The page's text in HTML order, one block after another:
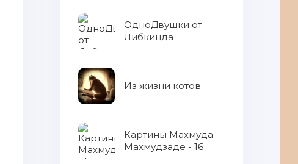
ОдноДвушки от
Либкинда
Из жизни котов
Картины Махмуда
Махмудзаде - 16